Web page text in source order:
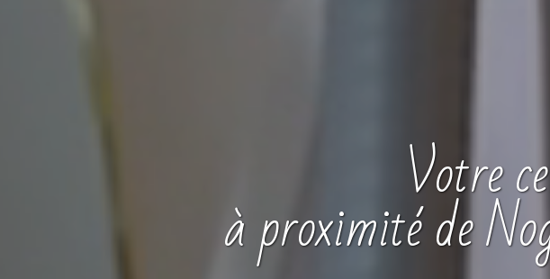
Votre
à proximité de